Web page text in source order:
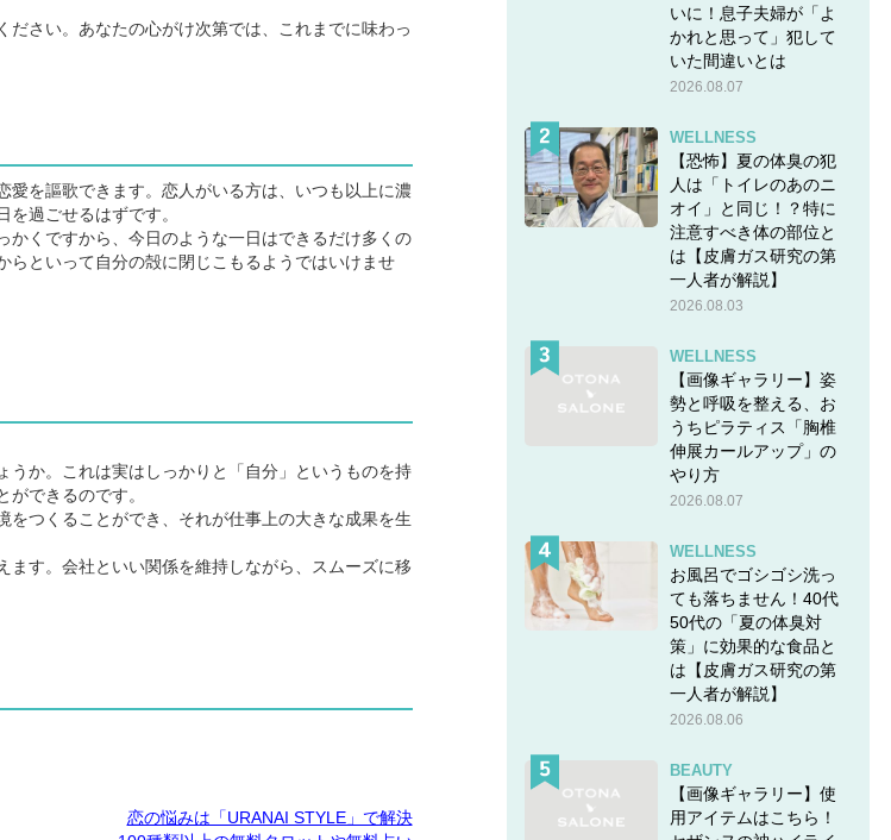
さい。あなたの心がけ次第では、これまでに味わっ
を謳歌できます。恋人がいる方は、いつも以上に濃
過ごせるはずです。
くですから、今日のような一日はできるだけ多くの
といって自分の殻に閉じこもるようではいけませ
か。これは実はしっかりと「自分」というものを持
できるのです。
つくることができ、それが仕事上の大きな成果を生
す。会社といい関係を維持しながら、スムーズに移
恋の悩みは「URANAI STYLE」で解決
いに！息子夫婦が「よ
かれと思って」犯して
いた間違いとは
2026.08.07
WELLNESS
【恐怖】夏の体臭の犯
人は「トイレのあのニ
オイ」と同じ！？特に
注意すべき体の部位と
は【皮膚ガス研究の第
一人者が解説】
2026.08.03
WELLNESS
【画像ギャラリー】姿
勢と呼吸を整える、お
うちピラティス「胸椎
伸展カールアップ」の
やり方
2026.08.07
WELLNESS
お風呂でゴシゴシ洗っ
ても落ちません！40代
50代の「夏の体臭対
策」に効果的な食品と
は【皮膚ガス研究の第
一人者が解説】
2026.08.06
BEAUTY
【画像ギャラリー】使
用アイテムはこちら！